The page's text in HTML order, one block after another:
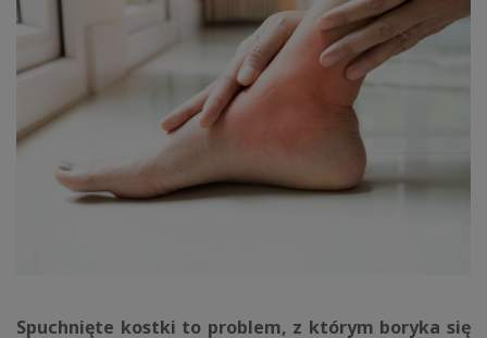
Spuchnięte kostki to problem, z którym boryka się